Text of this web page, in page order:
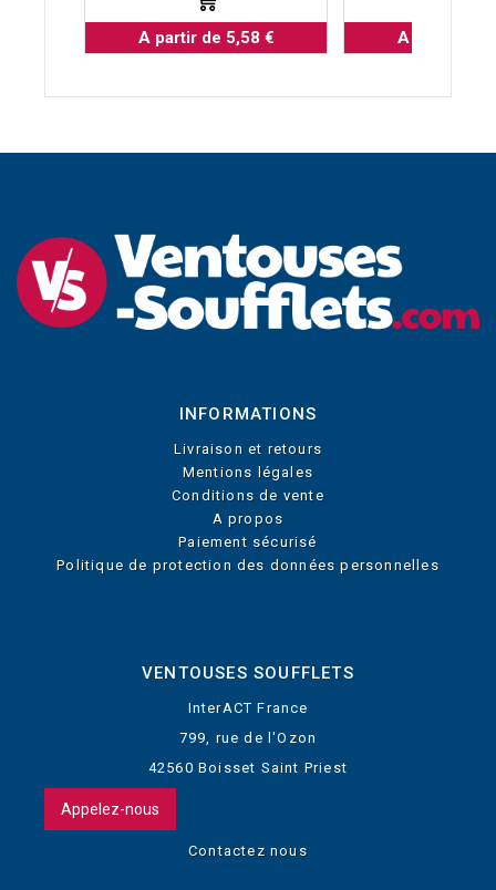
A partir de 5,58 € A partir de
INFORMATIONS
Livraison et retours
Mentions légales
Conditions de vente
A propos
Paiement sécurisé
Politique de protection des données personnelles
VENTOUSES SOUFFLETS
InterACT France
799, rue de l'Ozon
42560 Boisset Saint Priest
Appelez-nous
Contactez nous